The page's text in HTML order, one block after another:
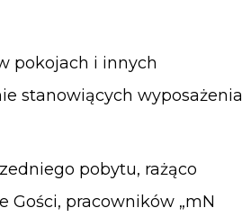
pokojach i innych
stanowiących wyposażenia
pobytu, rażąco
Gości, pracowników „mN